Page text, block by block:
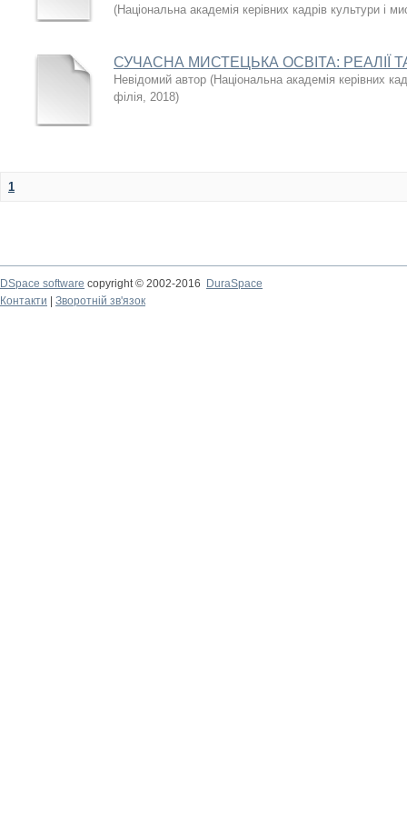
(Національна академія керівних кадрів культури і
СУЧАСНА МИСТЕЦЬКА ОСВІТА: РЕАЛІЇ
Невідомий автор (Національна академія керівних
філія, 2018)
1
DSpace software copyright © 2002-2016
DuraSpace
Контакти
Зворотній зв'язок